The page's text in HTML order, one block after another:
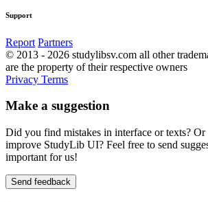
Support
Report Partners
© 2013 - 2026 studylibsv.com all other
are the property of their respective owners
Privacy Terms
Make a suggestion
Did you find mistakes in interface or texts?
improve StudyLib UI? Feel free to send
important for us!
Send feedback